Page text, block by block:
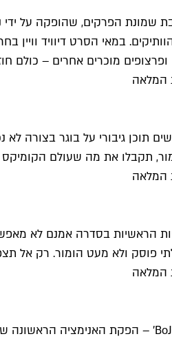
במאי הסרט דיוויד
ופרצופים מוכרים אחרים –
המלאה
תוכן גיבורי על בוגר בצורה
הקומיקס הקולנועי היה אי אז לפני 20 שנה. "דרדוויל", לעומת זאת,
המלאה
פוסק ולא מעט הומור. רק אל תצפו
המלאה